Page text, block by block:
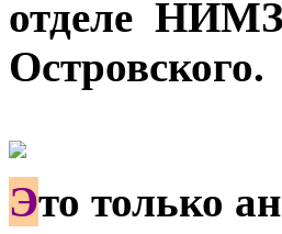
отделе
Островского.
Это только